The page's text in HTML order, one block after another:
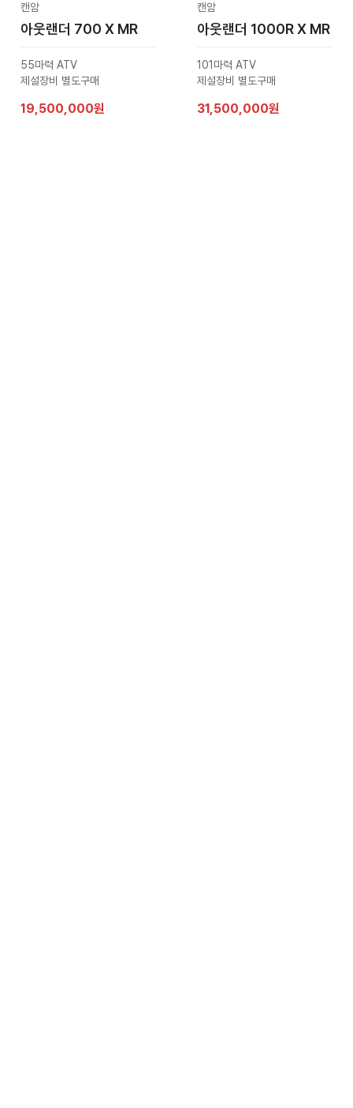
캔암
아웃랜더 700 X MR
55마력 ATV
제설장비 별도구매
19,500,000원
캔암
아웃랜더 1000R X MR
101마력 ATV
제설장비 별도구매
31,500,000원